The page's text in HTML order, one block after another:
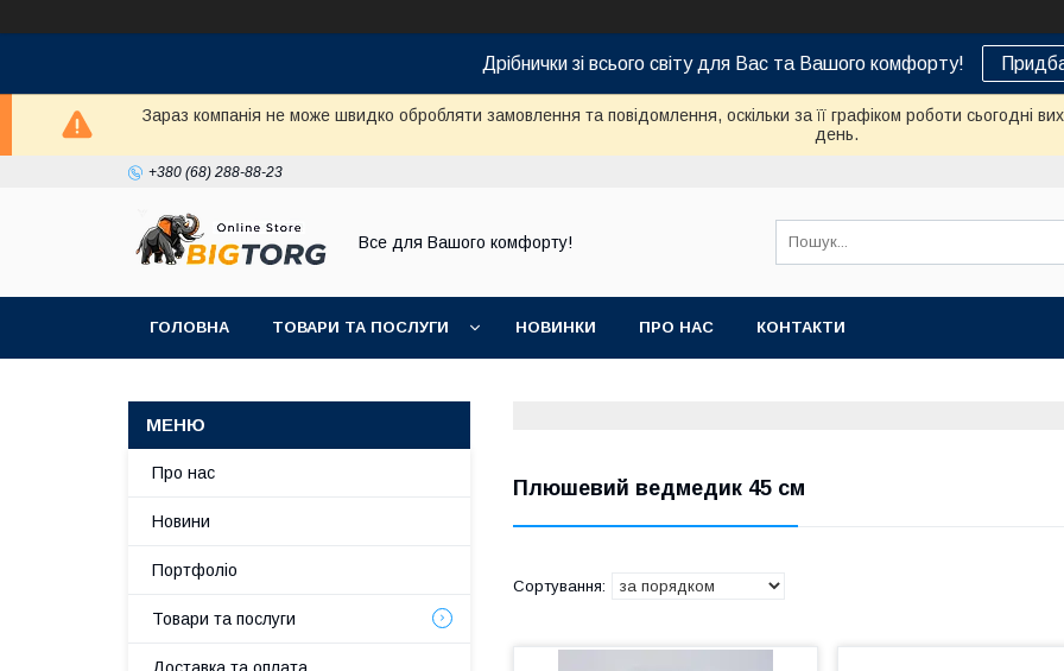
Дрібнички зі всього світу для Вас та Вашого комфорту!
Зараз компанія не може швидко обробляти замовлення та повідомлення, оскільки за її графіком роботи сьогодні
день.
+380 (68) 288-88-23
Все для Вашого комфорту!
ГОЛОВНА ТОВАРИ ТА ПОСЛУГИ НОВИНКИ ПРО НАС КОНТАКТИ
Плюшевий ведмедик 45 см
Про нас
Новини
Портфоліо
Товари та послуги